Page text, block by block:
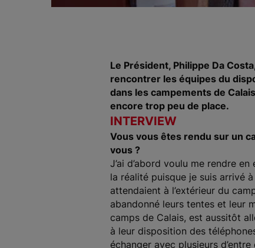
Le Président, Philippe Da
rencontrer les équipes du
dans les campements de
encore trop peu de place.
INTERVIEW
Vous vous êtes rendu sur un
vous ?
J’ai d’abord voulu me rendre
la réalité puisque je suis arrivé
attendaient à l’extérieur du
abandonné leurs tentes et leur
camps de Calais, est aussitôt
à leur disposition des
échanger avec plusieurs